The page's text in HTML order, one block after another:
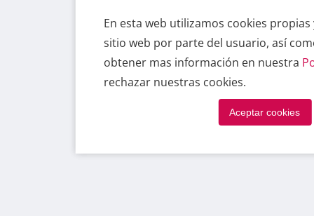
En esta web utilizamos cookies
sitio web por parte del usuario, así
obtener mas información en nuestra
rechazar nuestras cookies.
Aceptar cookies
En esta web utilizamos cookies
sitio web por parte del usuario, así
obtener mas información en nuestra
rechazar nuestras cookies.
Aceptar cookies